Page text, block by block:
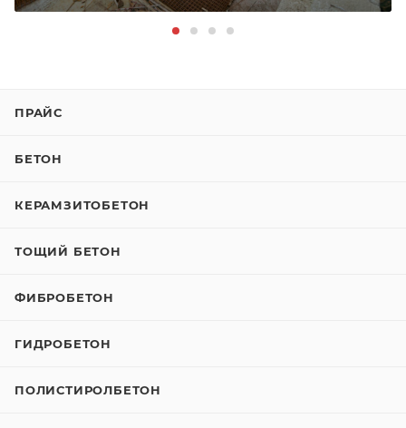
ПРАЙС
БЕТОН
КЕРАМЗИТОБЕТОН
ТОЩИЙ БЕТОН
ФИБРОБЕТОН
ГИДРОБЕТОН
ПОЛИСТИРОЛБЕТОН